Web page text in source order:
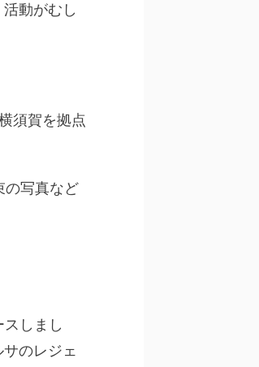
動がむし
須賀を拠点
写真など
しまし
のレジェ